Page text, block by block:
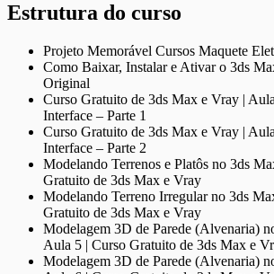
Estrutura do curso
Projeto Memorável Cursos Maquete
Como Baixar, Instalar e Ativar o 3ds
Original
Curso Gratuito de 3ds Max e Vray |
Interface – Parte 1
Curso Gratuito de 3ds Max e Vray |
Interface – Parte 2
Modelando Terrenos e Platôs no 3ds
Gratuito de 3ds Max e Vray
Modelando Terreno Irregular no 3ds
Gratuito de 3ds Max e Vray
Modelagem 3D de Parede (Alvenaria)
Aula 5 | Curso Gratuito de 3ds Max e
Modelagem 3D de Parede (Alvenaria)